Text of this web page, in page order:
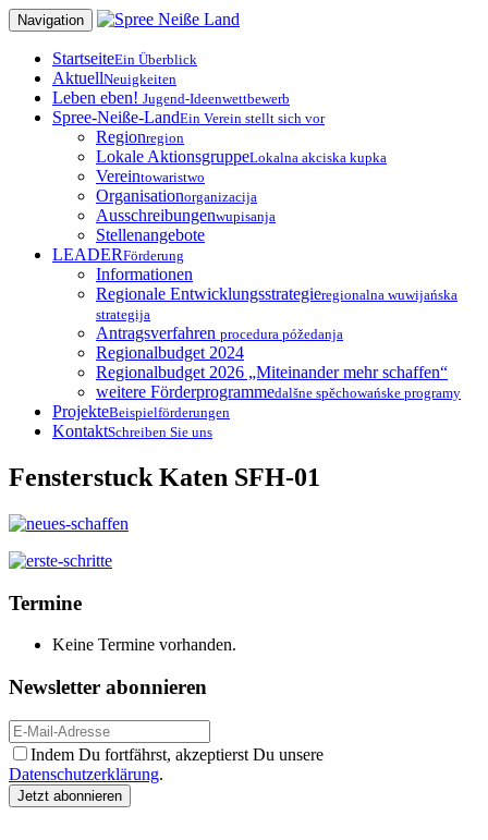
Zum
Inhalt
springen
Navigation
StartseiteEin Überblick
AktuellNeuigkeiten
Leben eben! Jugend-Ideenwettbewerb
Spree-Neiße-LandEin Verein stellt sich vor
Regionregion
Lokale AktionsgruppeLokalna akciska kupka
Vereintowaristwo
Organisationorganizacija
Ausschreibungenwupisanja
Stellenangebote
LEADERFörderung
Informationen
Regionale Entwicklungsstrategieregionalna wuwijańska
strategija
Antragsverfahren procedura póžedanja
Regionalbudget 2024
Regionalbudget 2026 „Miteinander mehr schaffen“
weitere Förderprogrammedalšne spěchowańske programy
ProjekteBeispielförderungen
KontaktSchreiben Sie uns
Fensterstuck Katen SFH-01
Termine
Keine Termine vorhanden.
Newsletter abonnieren
Indem Du fortfährst, akzeptierst Du unsere
Datenschutzerklärung.